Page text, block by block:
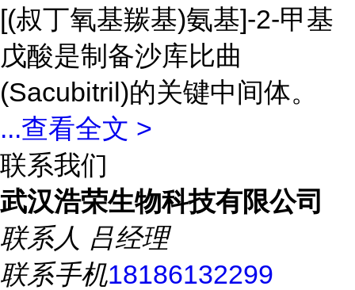
[(叔丁氧基羰基)氨基]-2-甲基
戊酸是制备沙库比曲
(Sacubitril)的关键中间体。
...查看全文 >
联系我们
武汉浩荣生物科技有限公司
联系人 吕经理
联系手机18186132299